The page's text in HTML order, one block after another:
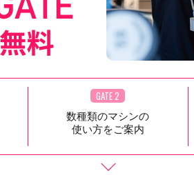
GATE 2
数種類のマシンの
使い方をご案内